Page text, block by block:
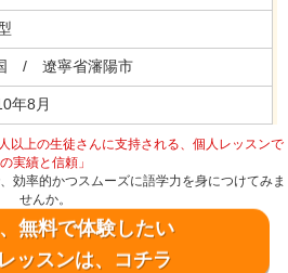
/ 遼寧省瀋陽市
年8月
以上の生徒さんに支持される、個人レッスンで
の実績と信頼」
効率的かつスムーズに語学力を身につけてみま
せんか。
無料で体験したい
ッスンは、コチラ